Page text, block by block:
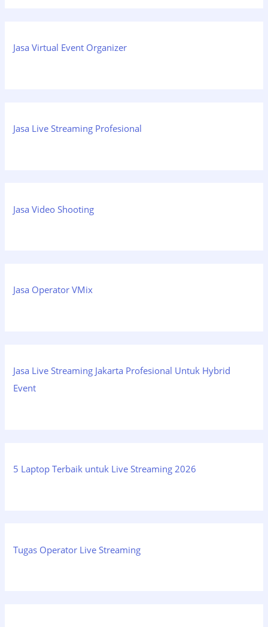
Jasa Virtual Event Organizer
Jasa Live Streaming Profesional
Jasa Video Shooting
Jasa Operator VMix
Jasa Live Streaming Jakarta Profesional Untuk Hybrid
Event
5 Laptop Terbaik untuk Live Streaming 2026
Tugas Operator Live Streaming